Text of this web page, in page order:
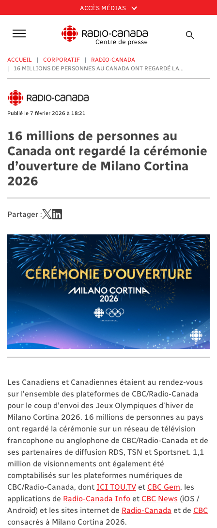
au
contenu
principal
ACCÈS MÉDIAS
ACCUEIL CORPORATIF
RADIO-CANADA
16 MILLIONS DE PERSONNES AU CANADA ONT REGARDÉ LA...
Publié le 7 février 2026 à 18:21
16 millions de personnes au
Canada ont regardé la cérémonie
d’ouverture de Milano Cortina
2026
Partager :
Les Canadiens et Canadiennes étaient au rendez-vous
sur l’ensemble des plateformes de CBC/Radio-Canada
pour le coup d’envoi des Jeux Olympiques d’hiver de
Milano Cortina 2026. 16 millions de personnes au pays
ont regardé la cérémonie sur un réseau de télévision
francophone ou anglophone de CBC/Radio-Canada et de
ses partenaires de diffusion RDS, TSN et Sportsnet. 1,1
million de visionnements ont également été
comptabilisés sur les plateformes numériques de
CBC/Radio-Canada, dont ICI TOU.TV et CBC Gem , les
applications de Radio-Canada Info et CBC News (iOS /
Android) et les sites internet de Radio-Canada et de CBC
consacrés à Milano Cortina 2026.